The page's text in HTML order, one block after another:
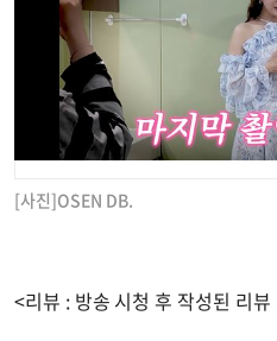
[사진]OSEN DB.
<리뷰 : 방송 시청 후 작성된 리